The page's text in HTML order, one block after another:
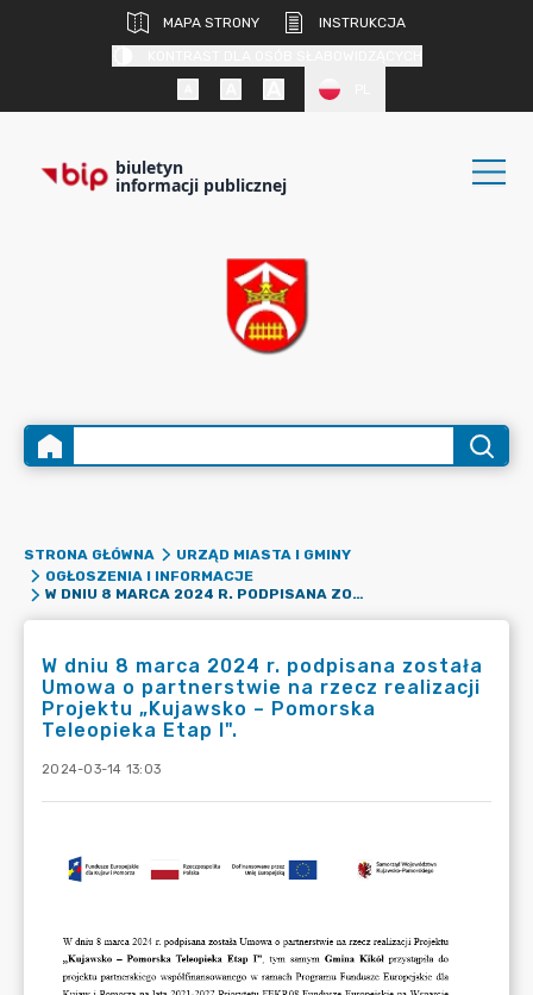
MAPA STRONY
INSTRUKCJA
biuletyn
informacji publicznej
STRONA GŁÓWNA
URZĄD MIASTA I GMINY
OGŁOSZENIA I INFORMACJE
W DNIU 8 MARCA 2024 R. PODPISANA ZOSTAŁA UMOWA O PARTNERSTWIE NA RZECZ REALIZACJI PROJEKTU „KUJAWSKO – POMORSKA TELEOPIEKA ETAP I".
W dniu 8 marca 2024 r. podpisana została
Umowa o partnerstwie na rzecz realizacji
Projektu „Kujawsko – Pomorska
Teleopieka Etap I".
2024-03-14 13:03